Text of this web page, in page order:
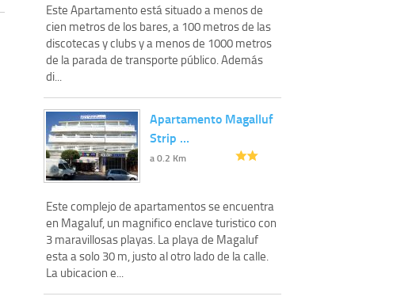
Este Apartamento está situado a menos de
cien metros de los bares, a 100 metros de las
discotecas y clubs y a menos de 1000 metros
de la parada de transporte público. Además
di...
Apartamento Magalluf
Strip …
a 0.2 Km
Este complejo de apartamentos se encuentra
en Magaluf, un magnifico enclave turistico con
3 maravillosas playas. La playa de Magaluf
esta a solo 30 m, justo al otro lado de la calle.
La ubicacion e...